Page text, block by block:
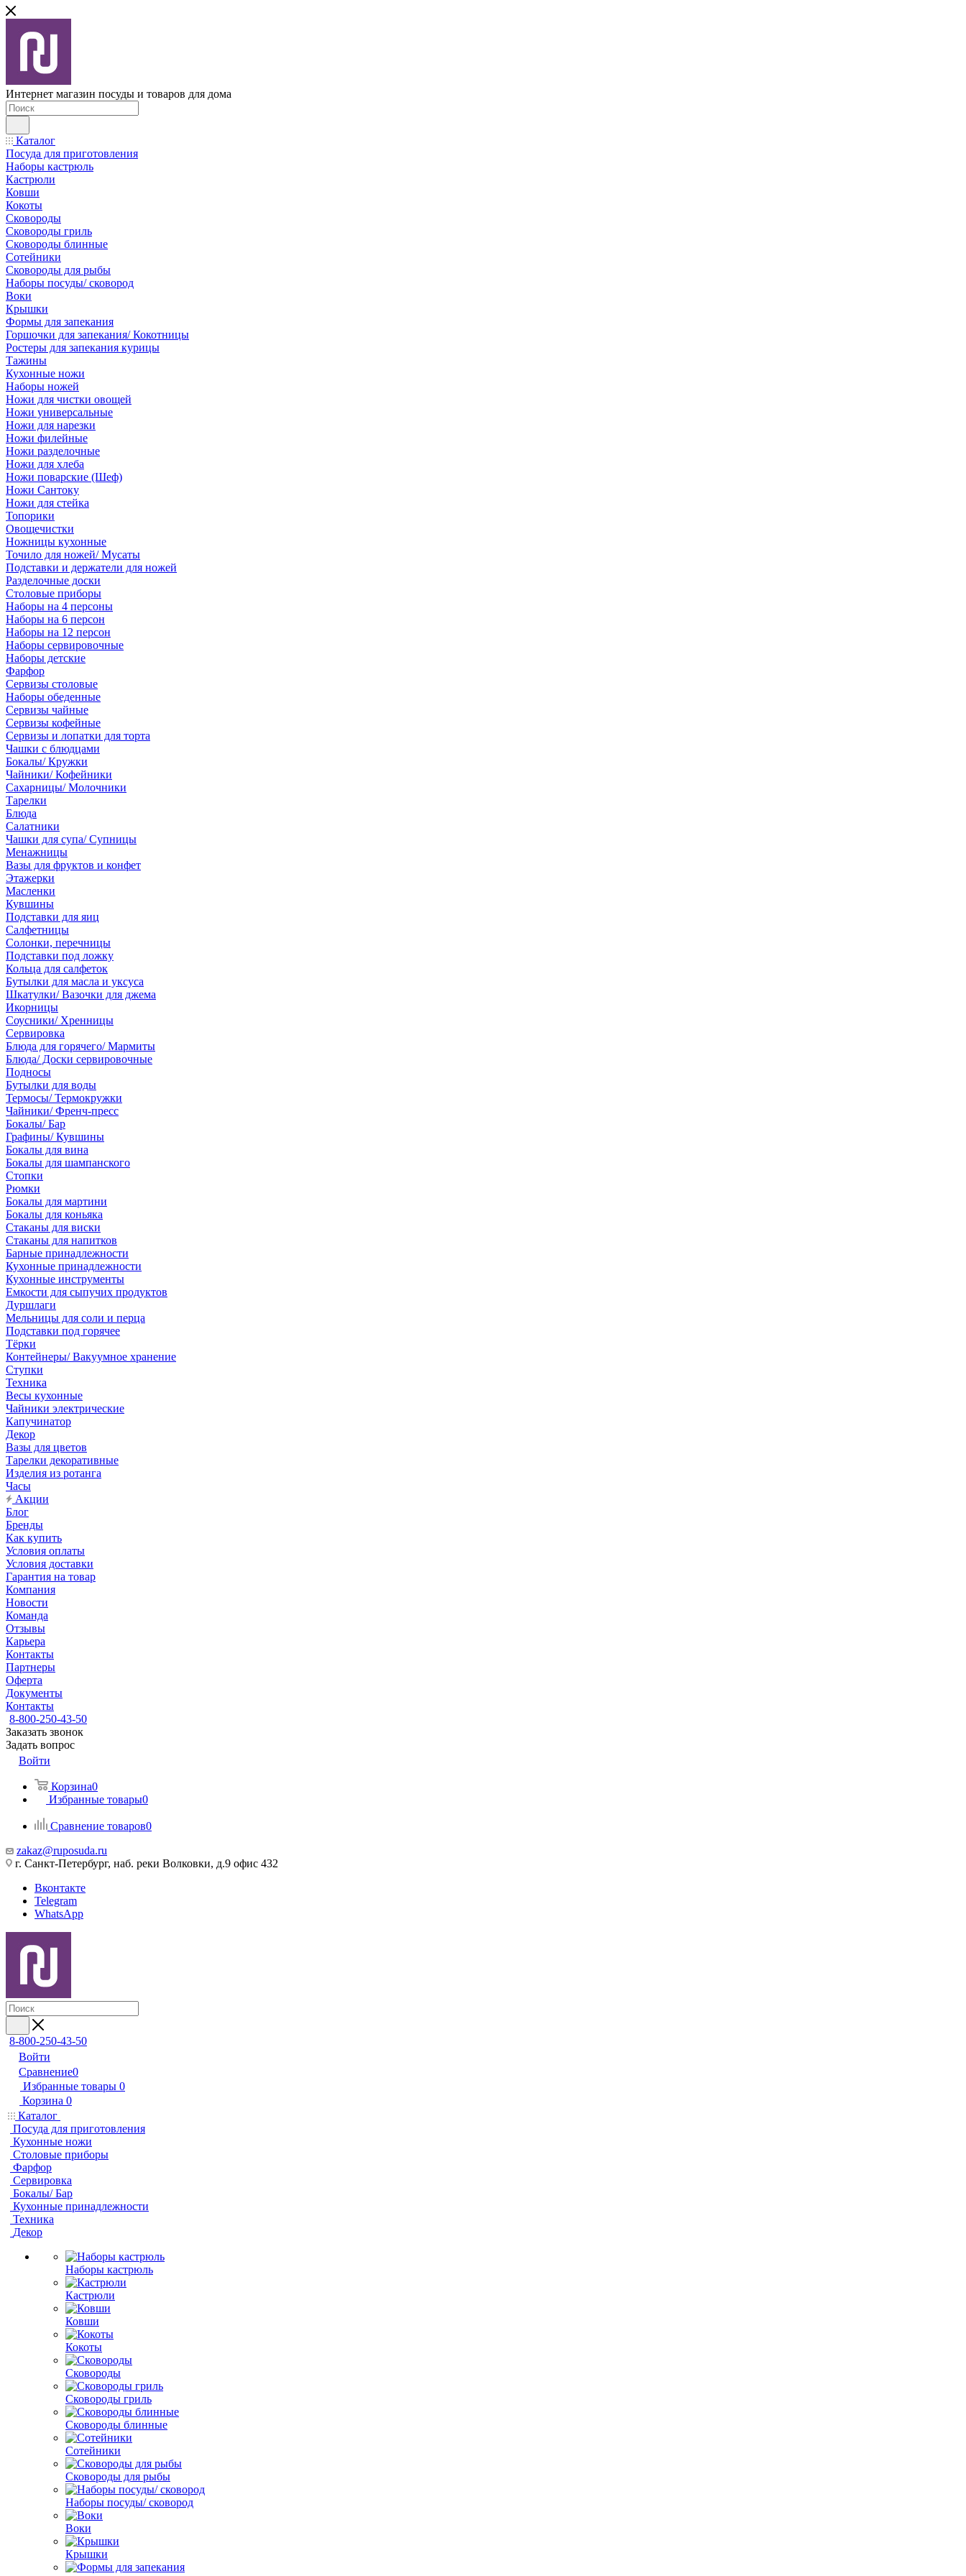
Интернет магазин посуды и товаров для дома
Каталог
Посуда для приготовления
Наборы кастрюль
Кастрюли
Ковши
Кокоты
Сковороды
Сковороды гриль
Сковороды блинные
Сотейники
Сковороды для рыбы
Наборы посуды/ сковород
Воки
Крышки
Формы для запекания
Горшочки для запекания/ Кокотницы
Ростеры для запекания курицы
Тажины
Кухонные ножи
Наборы ножей
Ножи для чистки овощей
Ножи универсальные
Ножи для нарезки
Ножи филейные
Ножи разделочные
Ножи для хлеба
Ножи поварские (Шеф)
Ножи Сантоку
Ножи для стейка
Топорики
Овощечистки
Ножницы кухонные
Точило для ножей/ Мусаты
Подставки и держатели для ножей
Разделочные доски
Столовые приборы
Наборы на 4 персоны
Наборы на 6 персон
Наборы на 12 персон
Наборы сервировочные
Наборы детские
Фарфор
Сервизы столовые
Наборы обеденные
Сервизы чайные
Сервизы кофейные
Сервизы и лопатки для торта
Чашки с блюдцами
Бокалы/ Кружки
Чайники/ Кофейники
Сахарницы/ Молочники
Тарелки
Блюда
Салатники
Чашки для супа/ Супницы
Менажницы
Вазы для фруктов и конфет
Этажерки
Масленки
Кувшины
Подставки для яиц
Салфетницы
Солонки, перечницы
Подставки под ложку
Кольца для салфеток
Бутылки для масла и уксуса
Шкатулки/ Вазочки для джема
Икорницы
Соусники/ Хренницы
Сервировка
Блюда для горячего/ Мармиты
Блюда/ Доски сервировочные
Подносы
Бутылки для воды
Термосы/ Термокружки
Чайники/ Френч-пресс
Бокалы/ Бар
Графины/ Кувшины
Бокалы для вина
Бокалы для шампанского
Стопки
Рюмки
Бокалы для мартини
Бокалы для коньяка
Стаканы для виски
Стаканы для напитков
Барные принадлежности
Кухонные принадлежности
Кухонные инструменты
Емкости для сыпучих продуктов
Дуршлаги
Мельницы для соли и перца
Подставки под горячее
Тёрки
Контейнеры/ Вакуумное хранение
Ступки
Техника
Весы кухонные
Чайники электрические
Капучинатор
Декор
Вазы для цветов
Тарелки декоративные
Изделия из ротанга
Часы
Акции
Блог
Бренды
Как купить
Условия оплаты
Условия доставки
Гарантия на товар
Компания
Новости
Команда
Отзывы
Карьера
Контакты
Партнеры
Оферта
Документы
Контакты
8-800-250-43-50
Заказать звонок
Задать вопрос
Войти
Корзина0
Избранные товары0
Сравнение товаров0
zakaz@ruposuda.ru
г. Санкт-Петербург, наб. реки Волковки, д.9 офис 432
Вконтакте
Telegram
WhatsApp
8-800-250-43-50
Войти
Сравнение0
Избранные товары 0
Корзина 0
Каталог
Посуда для приготовления
Кухонные ножи
Столовые приборы
Фарфор
Сервировка
Бокалы/ Бар
Кухонные принадлежности
Техника
Декор
Наборы кастрюль
Кастрюли
Ковши
Кокоты
Сковороды
Сковороды гриль
Сковороды блинные
Сотейники
Сковороды для рыбы
Наборы посуды/ сковород
Воки
Крышки